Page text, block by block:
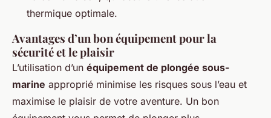
thermique optimale.
Avantages d’un bon équipement pour la
sécurité et le plaisir
L’utilisation d’un équipement de plongée sous-
marine approprié minimise les risques sous l’eau et
maximise le plaisir de votre aventure. Un bon